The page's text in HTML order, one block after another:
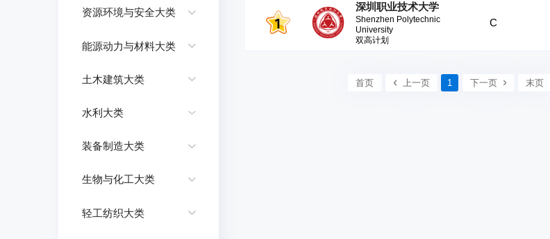
资源环境与安全大类
能源动力与材料大类
土木建筑大类
水利大类
装备制造大类
生物与化工大类
轻工纺织大类
深圳职业技术大学
Shenzhen Polytechnic
University
双高计划
C
首页 上一页 1 下一页 末页